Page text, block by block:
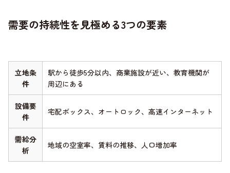
需要の持続性を見極める3つの要素
立地条
件
駅から徒歩5分以内、商業施設が近い、教育機関が
周辺にある
設備要
件
宅配ボックス、オートロック、高速インターネット
需給分
析
地域の空室率、賃料の推移、人口増加率